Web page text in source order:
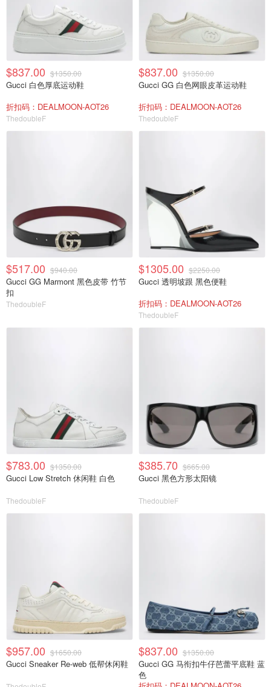
$837.00 $1350.00
Gucci 白色厚底运动鞋
折扣码：DEALMOON-AOT26
ThedoubleF
$837.00 $1350.00
Gucci GG 白色网眼皮革运动鞋
折扣码：DEALMOON-AOT26
ThedoubleF
$517.00 $940.00
Gucci GG Marmont 黑色皮带 竹节
扣
ThedoubleF
$1305.00 $2250.00
Gucci 透明坡跟 黑色便鞋
折扣码：DEALMOON-AOT26
ThedoubleF
$783.00 $1350.00
Gucci Low Stretch 休闲鞋 白色
ThedoubleF
$385.70 $665.00
Gucci 黑色方形太阳镜
ThedoubleF
$957.00 $1650.00
Gucci Sneaker Re-web 低帮休闲鞋
$837.00 $1350.00
Gucci GG 马衔扣牛仔芭蕾平底鞋 蓝
色